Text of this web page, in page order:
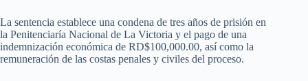
La sentencia establece una condena de tres años de prisión en
la Penitenciaría Nacional de La Victoria y el pago de una
indemnización económica de RD$100,000.00, así como la
remuneración de las costas penales y civiles del proceso.